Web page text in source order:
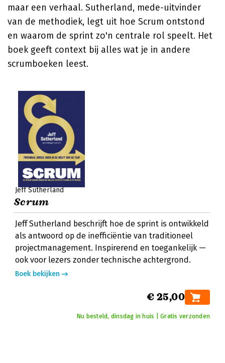
maar een verhaal. Sutherland, mede-uitvinder
van de methodiek, legt uit hoe Scrum ontstond
en waarom de sprint zo'n centrale rol speelt. Het
boek geeft context bij alles wat je in andere
scrumboeken leest.
Jeff Sutherland
Scrum
Jeff Sutherland beschrijft hoe de sprint is ontwikkeld
als antwoord op de inefficiëntie van traditioneel
projectmanagement. Inspirerend en toegankelijk —
ook voor lezers zonder technische achtergrond.
Boek bekijken
€ 25,00
Nu besteld, dinsdag in huis | Gratis verzonden